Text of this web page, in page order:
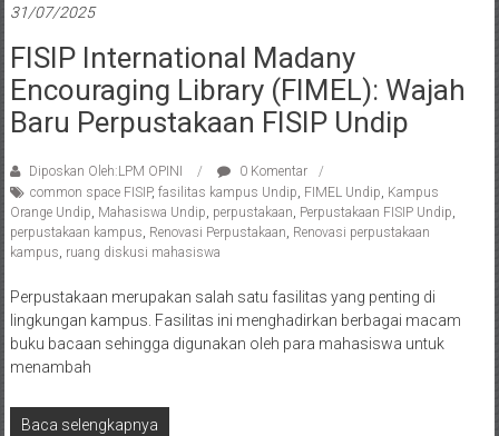
31/07/2025
FISIP International Madany
Encouraging Library (FIMEL): Wajah
Baru Perpustakaan FISIP Undip
Diposkan Oleh:LPM OPINI
0 Komentar
common space FISIP, fasilitas kampus Undip, FIMEL Undip, Kampus
Orange Undip, Mahasiswa Undip, perpustakaan, Perpustakaan FISIP Undip,
perpustakaan kampus, Renovasi Perpustakaan, Renovasi perpustakaan
kampus, ruang diskusi mahasiswa
Perpustakaan merupakan salah satu fasilitas yang penting di
lingkungan kampus. Fasilitas ini menghadirkan berbagai macam
buku bacaan sehingga digunakan oleh para mahasiswa untuk
menambah
Baca selengkapnya